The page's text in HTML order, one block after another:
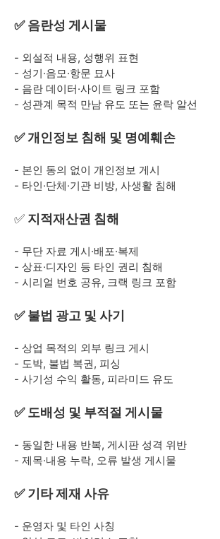
✅ 음란성 게시물
- 외설적 내용, 성행위 표현
- 성기·음모·항문 묘사
- 음란 데이터·사이트 링크 포함
- 성관계 목적 만남 유도 또는 윤락 알선
✅ 개인정보 침해 및 명예훼손
- 본인 동의 없이 개인정보 게시
- 타인·단체·기관 비방, 사생활 침해
✅ 지적재산권 침해
- 무단 자료 게시·배포·복제
- 상표·디자인 등 타인 권리 침해
- 시리얼 번호 공유, 크랙 링크 포함
✅ 불법 광고 및 사기
- 상업 목적의 외부 링크 게시
- 도박, 불법 복권, 피싱
- 사기성 수익 활동, 피라미드 유도
✅ 도배성 및 부적절 게시물
- 동일한 내용 반복, 게시판 성격 위반
- 제목·내용 누락, 오류 발생 게시물
✅ 기타 제재 사유
- 운영자 및 타인 사칭